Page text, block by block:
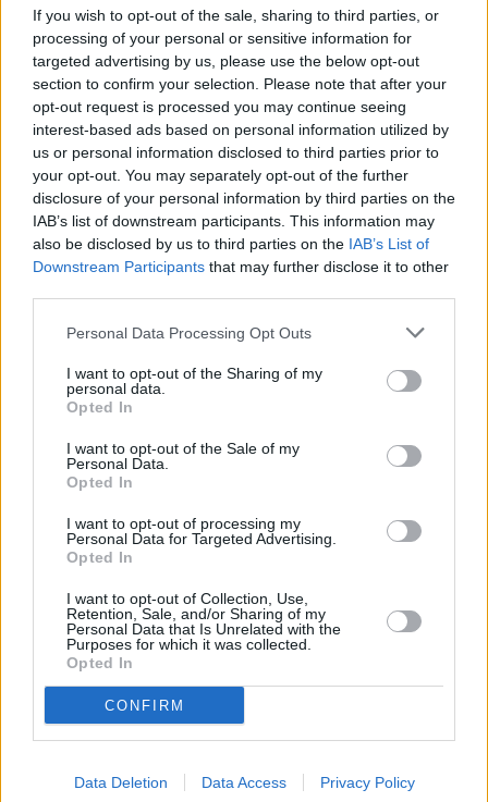
If you wish to opt-out of the sale, sharing to third parties, or
processing of your personal or sensitive information for
targeted advertising by us, please use the below opt-out
section to confirm your selection. Please note that after your
opt-out request is processed you may continue seeing
interest-based ads based on personal information utilized by
us or personal information disclosed to third parties prior to
your opt-out. You may separately opt-out of the further
disclosure of your personal information by third parties on the
IAB’s list of downstream participants. This information may
also be disclosed by us to third parties on the IAB’s List of
Downstream Participants that may further disclose it to other
Personal Data Processing Opt Outs
I want to opt-out of the Sharing of my
personal data.
Opted In
I want to opt-out of the Sale of my
Personal Data.
Opted In
I want to opt-out of processing my
Personal Data for Targeted Advertising.
Opted In
I want to opt-out of Collection, Use,
Retention, Sale, and/or Sharing of my
Personal Data that Is Unrelated with the
Purposes for which it was collected.
Opted In
CONFIRM
Data Deletion Data Access Privacy Policy
τιμές της ενέργειας για το 2026, εκτιμώντας ότι το αργό
πετρέλαιο Brent θα κοστίζει
μεταξύ 85 και 95 δολ. το
βαρέλι φέτος, με την υπόθεση ότι τα Στενά του Ορμούζ
θα ανοίξουν ξανά μέχρι τα τέλη Ιουνίου.
Περισσότερες ειδήσεις
Νέο ράλι άνω του 5% στο πετρέλαιο μετά τις απειλές
Trump
CFO της Chevron σε Trump: Οι τιμές της βενζίνης δεν…
D. Trump: «Ίσως χτυπήσουμε ξανά το Ιράν απόψε» – Στο
στόχαστρο ηλεκτρικό δίκτυο και νερό
#OMV #Reuters
#Αγορά ενέργειας
#φυσικό αέριο
ΔΙΑΒΑΣΤΕ ΕΠΙΣΗΣ